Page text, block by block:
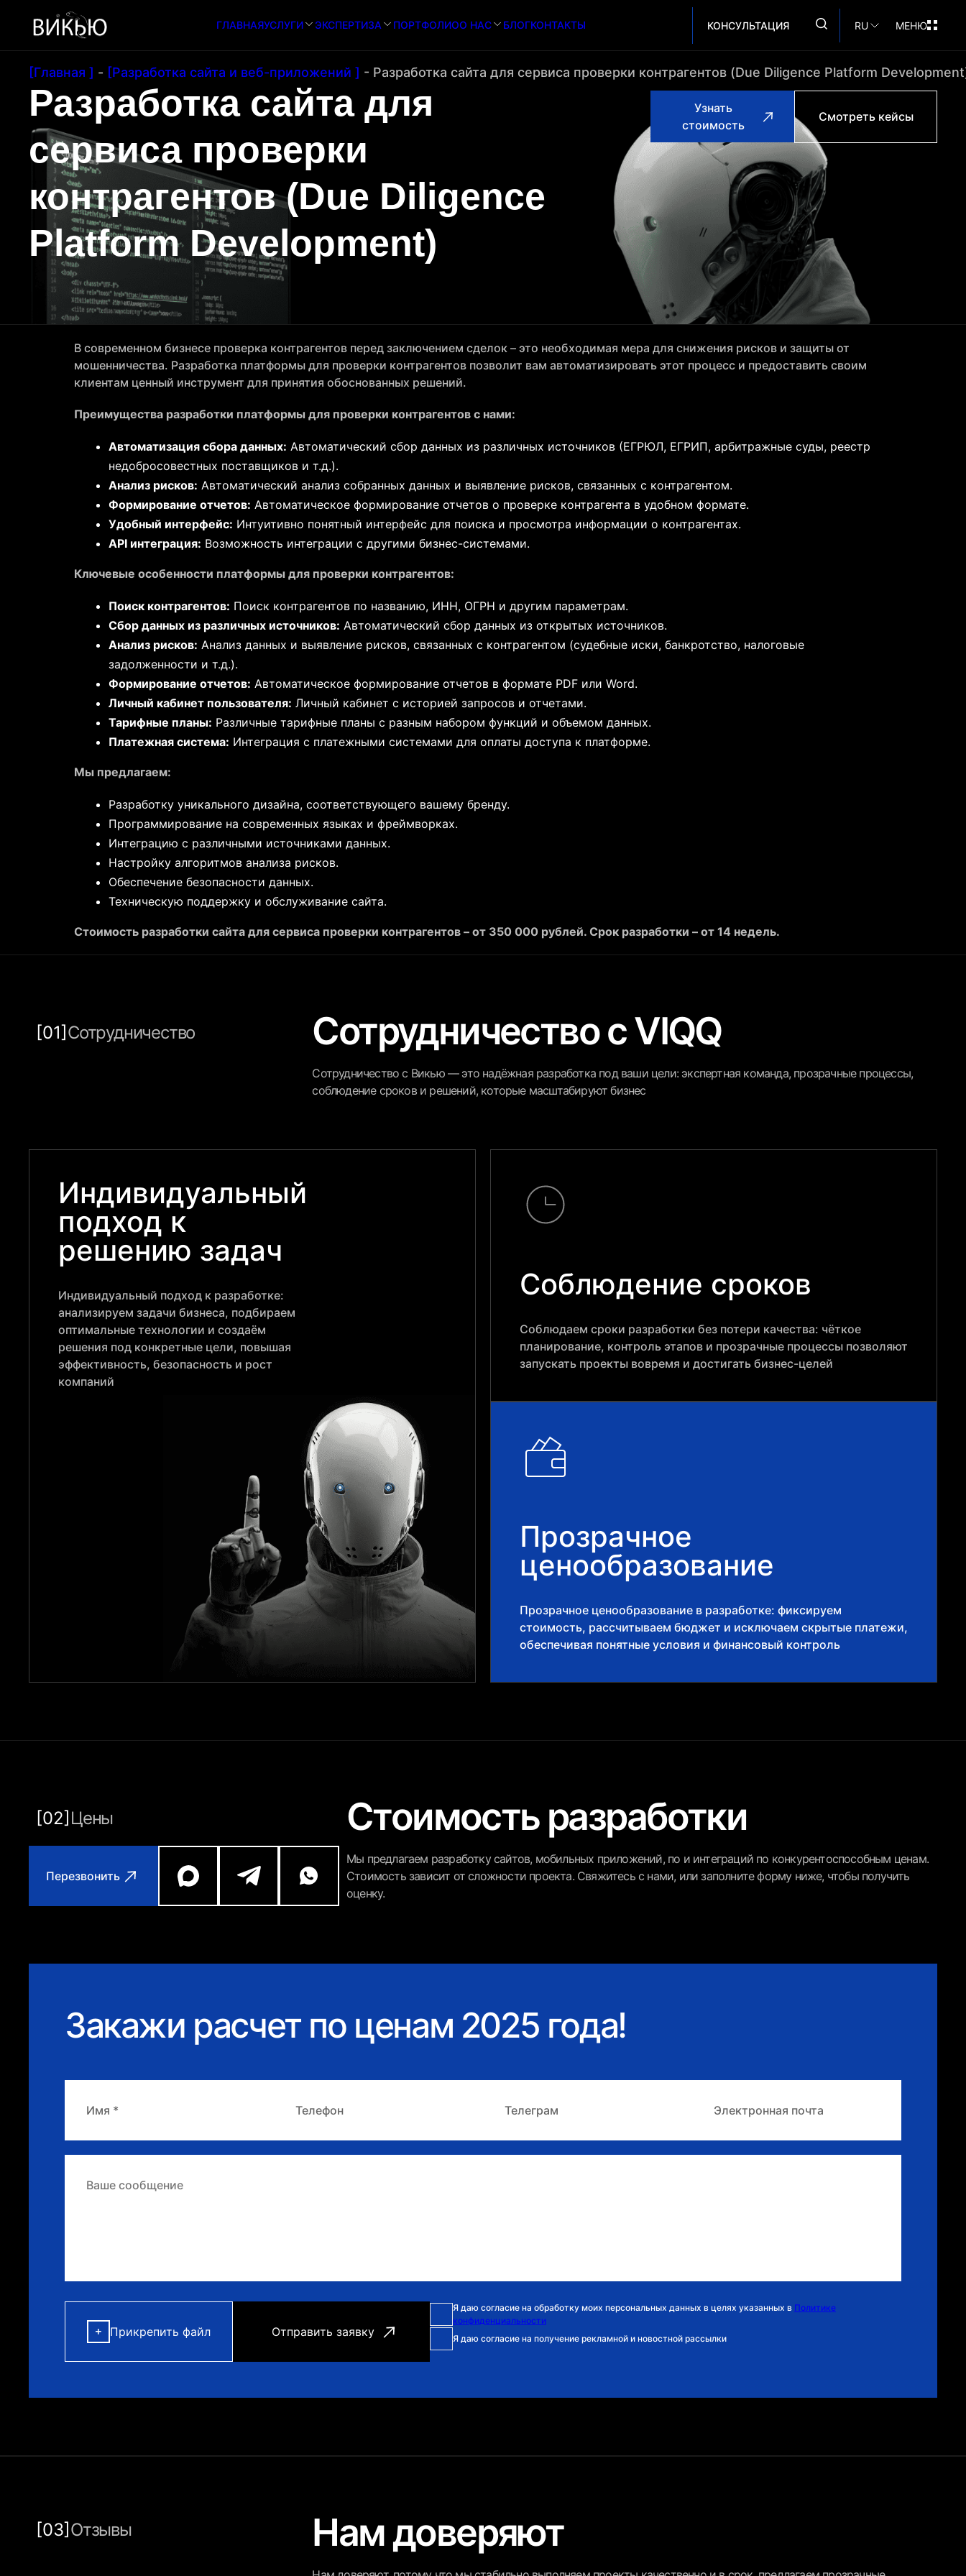
ГЛАВНАЯУСЛУГИ ЭКСПЕРТИЗА ПОРТФОЛИОО НАС БЛОГКОНТАКТЫ КОНСУЛЬТАЦИЯ RU МЕНЮ
[Главная ] - [Разработка сайта и веб-приложений ] - Разработка сайта для сервиса проверки контрагентов (Due Diligence Platform
Разработка сайта для
сервиса проверки
контрагентов (Due Diligence
Platform Development)
Узнать
стоимость
Смотреть кейсы
В современном бизнесе проверка контрагентов перед заключением сделок – это необходимая мера для снижения рисков и защиты от
мошенничества. Разработка платформы для проверки контрагентов позволит вам автоматизировать этот процесс и предоставить своим
клиентам ценный инструмент для принятия обоснованных решений.
Преимущества разработки платформы для проверки контрагентов с нами:
Автоматизация сбора данных: Автоматический сбор данных из различных источников (ЕГРЮЛ, ЕГРИП, арбитражные суды, реестр
недобросовестных поставщиков и т.д.).
Анализ рисков: Автоматический анализ собранных данных и выявление рисков, связанных с контрагентом.
Формирование отчетов: Автоматическое формирование отчетов о проверке контрагента в удобном формате.
Удобный интерфейс: Интуитивно понятный интерфейс для поиска и просмотра информации о контрагентах.
API интеграция: Возможность интеграции с другими бизнес-системами.
Ключевые особенности платформы для проверки контрагентов:
Поиск контрагентов: Поиск контрагентов по названию, ИНН, ОГРН и другим параметрам.
Сбор данных из различных источников: Автоматический сбор данных из открытых источников.
Анализ рисков: Анализ данных и выявление рисков, связанных с контрагентом (судебные иски, банкротство, налоговые
задолженности и т.д.).
Формирование отчетов: Автоматическое формирование отчетов в формате PDF или Word.
Личный кабинет пользователя: Личный кабинет с историей запросов и отчетами.
Тарифные планы: Различные тарифные планы с разным набором функций и объемом данных.
Платежная система: Интеграция с платежными системами для оплаты доступа к платформе.
Мы предлагаем:
Разработку уникального дизайна, соответствующего вашему бренду.
Программирование на современных языках и фреймворках.
Интеграцию с различными источниками данных.
Настройку алгоритмов анализа рисков.
Обеспечение безопасности данных.
Техническую поддержку и обслуживание сайта.
Стоимость разработки сайта для сервиса проверки контрагентов – от 350 000 рублей. Срок разработки – от 14 недель.
[01] Сотрудничество Сотрудничество с VIQQ
Сотрудничество с Викью — это надёжная разработка под ваши цели: экспертная команда, прозрачные процессы,
соблюдение сроков и решений, которые масштабируют бизнес
Индивидуальный
подход к
решению задач
Индивидуальный подход к разработке:
анализируем задачи бизнеса, подбираем
оптимальные технологии и создаём
решения под конкретные цели, повышая
эффективность, безопасность и рост
компаний
Соблюдение сроков
Соблюдаем сроки разработки без потери качества: чёткое
планирование, контроль этапов и прозрачные процессы позволяют
запускать проекты вовремя и достигать бизнес-целей
Прозрачное
ценообразование
Прозрачное ценообразование в разработке: фиксируем
стоимость, рассчитываем бюджет и исключаем скрытые платежи,
обеспечивая понятные условия и финансовый контроль
[02] Цены
Перезвонить
Стоимость разработки
Мы предлагаем разработку сайтов, мобильных приложений, по и интеграций по конкурентоспособным ценам.
Стоимость зависит от сложности проекта. Свяжитесь с нами, или заполните форму ниже, чтобы получить
оценку.
Закажи расчет по ценам 2025 года!
Прикрепить файл
Я даю согласие на обработку моих персональных данных в целях указанных в Политике
конфиденциальности
Я даю согласие на получение рекламной и новостной рассылки
[03] Отзывы Нам доверяют